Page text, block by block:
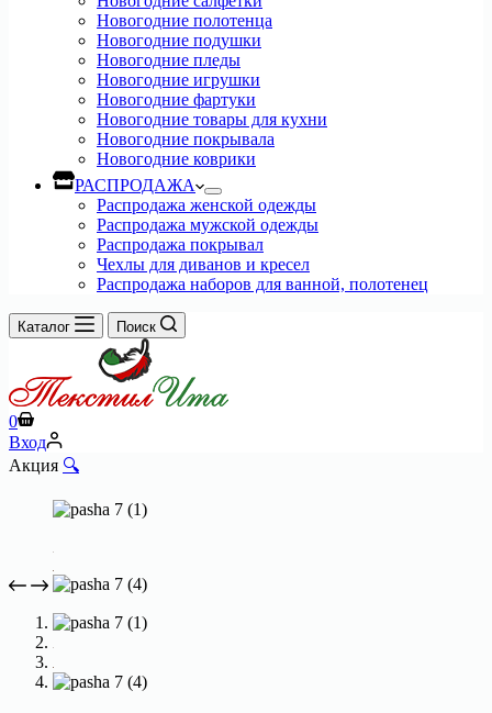
Новогодние полотенца
Новогодние подушки
Новогодние пледы
Новогодние игрушки
Новогодние фартуки
Новогодние товары для кухни
Новогодние покрывала
Новогодние коврики
РАСПРОДАЖА
Распродажа женской одежды
Распродажа мужской одежды
Распродажа покрывал
Чехлы для диванов и кресел
Распродажа наборов для ванной, полотенец
Каталог Поиск
Корзина
0
Вход
Акция 🔍